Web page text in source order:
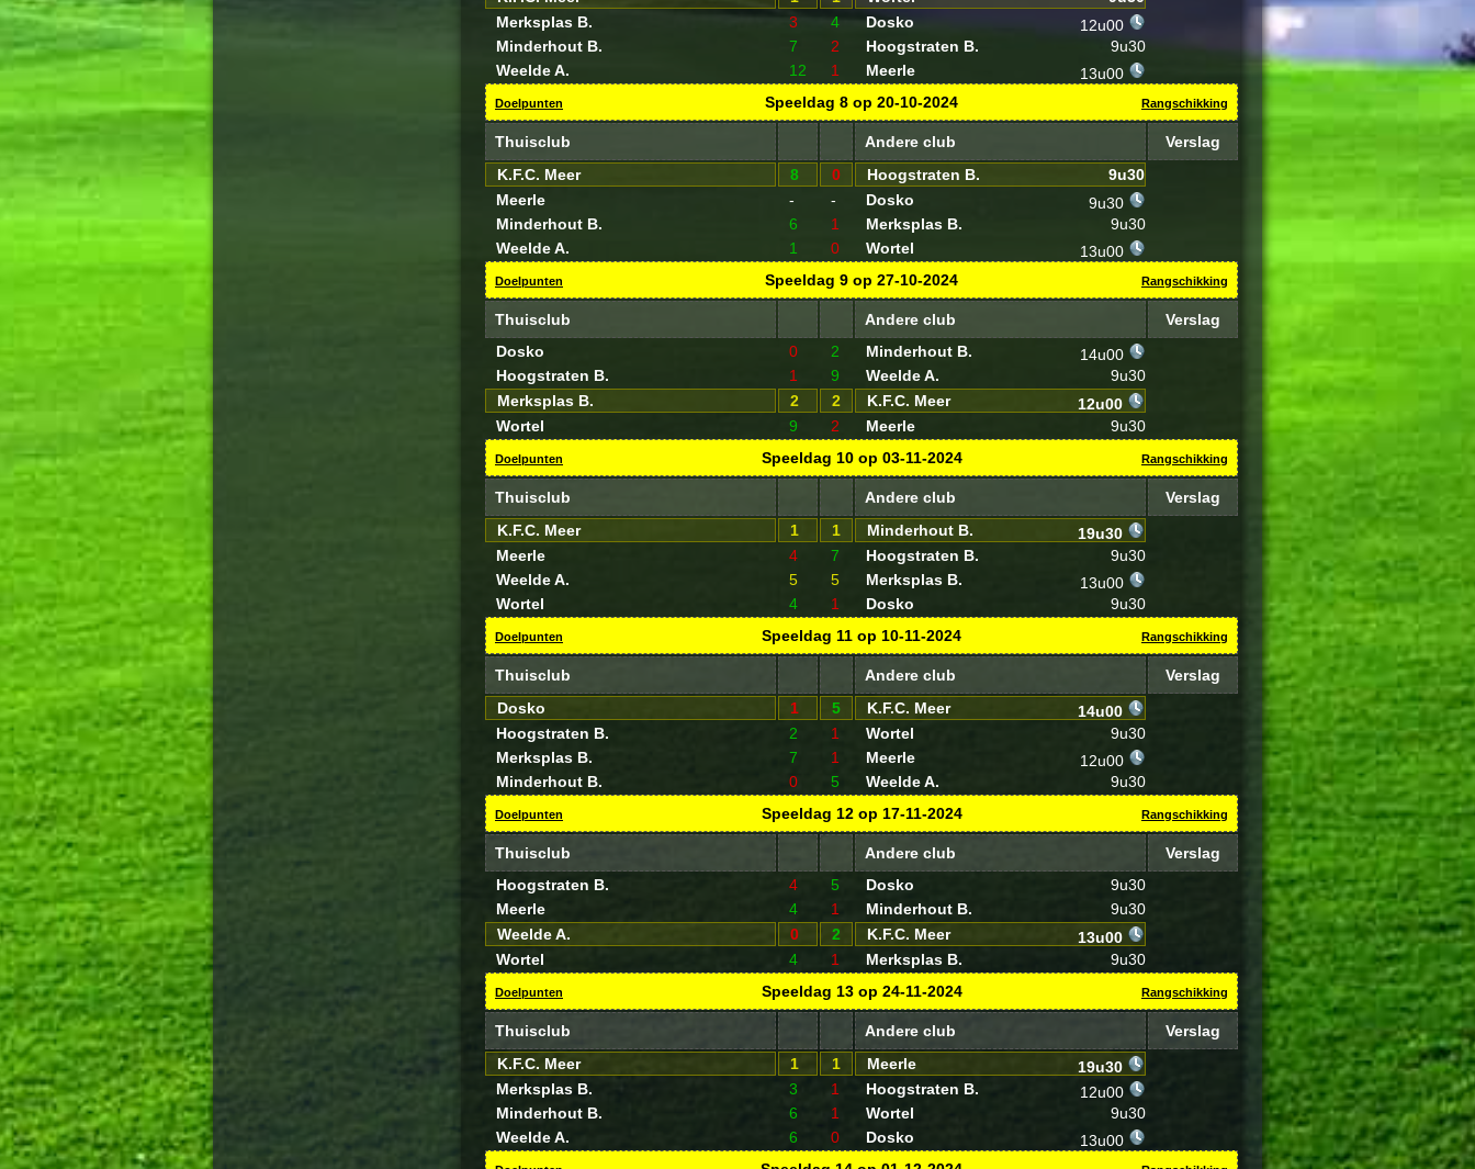
Merksplas B.
3 4 Dosko
12u00
Minderhout B.
7 2 Hoogstraten B.
9u30
Weelde A.
12 1 Meerle 13u00
Doelpunten Speeldag 8 op 20-10-2024 Rangschikking
Thuisclub Andere club
Verslag
K.F.C. Meer
8 0 Hoogstraten B.
9u30
Meerle
- - Dosko
9u30
Minderhout B.
6 1 Merksplas B.
9u30
Weelde A.
1 0 Wortel 13u00
Doelpunten Speeldag 9 op 27-10-2024 Rangschikking
Thuisclub Andere club
Verslag
Dosko
0 2 Minderhout B.
14u00
Hoogstraten B.
1 9 Weelde A.
9u30
Merksplas B.
2 2 K.F.C. Meer
12u00
Wortel
9 2 Meerle 9u30
Doelpunten Speeldag 10op 03-11-2024 Rangschikking
Thuisclub Andere club
Verslag
K.F.C. Meer
1 1 Minderhout B.
19u30
Meerle
4 7 Hoogstraten B.
9u30
Weelde A.
5 5 Merksplas B.
13u00
Wortel
4 1 Dosko 9u30
Doelpunten Speeldag 11 op 10-11-2024 Rangschikking
Thuisclub Andere club
Verslag
Dosko
1 5 K.F.C. Meer
14u00
Hoogstraten B.
2 1 Wortel
9u30
Merksplas B.
7 1 Meerle
12u00
Minderhout B.
0 5 Weelde A. 9u30
Doelpunten Speeldag 12op 17-11-2024 Rangschikking
Thuisclub Andere club
Verslag
Hoogstraten B.
4 5 Dosko
9u30
Meerle
4 1 Minderhout B.
9u30
Weelde A.
0 2 K.F.C. Meer
13u00
Wortel
4 1 Merksplas B. 9u30
Doelpunten Speeldag 13op 24-11-2024 Rangschikking
Thuisclub Andere club
Verslag
K.F.C. Meer
1 1 Meerle
19u30
Merksplas B.
3 1 Hoogstraten B.
12u00
Minderhout B.
6 1 Wortel
9u30
Weelde A.
6 0 Dosko 13u00